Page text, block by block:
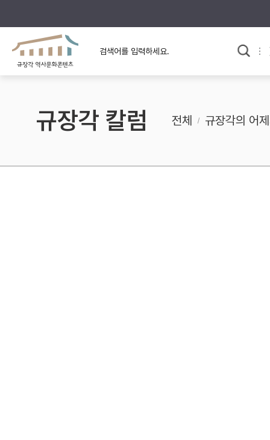
규장각의 어제와 오늘
규장각 소개영상
사료와 문학으로 본
고대
고려
조선 후기
규장각 칼럼 전체 규장각의 어